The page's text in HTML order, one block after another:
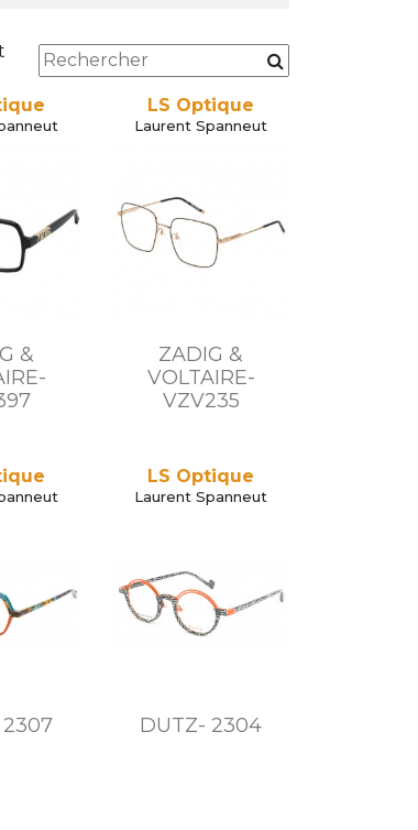
&
LS Optique
Laurent Spanneut
ZADIG &
VOLTAIRE-
VZV235
LS Optique
Laurent Spanneut
DUTZ- 2304